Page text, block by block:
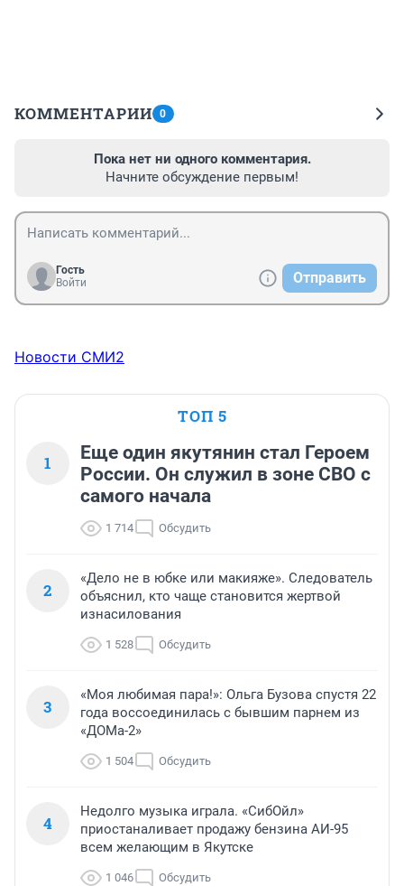
КОММЕНТАРИИ 0
Пока нет ни одного комментария.
Начните обсуждение первым!
Гость
Войти
Отправить
Новости СМИ2
ТОП 5
1
Еще один якутянин стал Героем
России. Он служил в зоне СВО с
самого начала
1 714 Обсудить
2
«Дело не в юбке или макияже». Следователь
объяснил, кто чаще становится жертвой
изнасилования
1 528 Обсудить
3
«Моя любимая пара!»: Ольга Бузова спустя 22
года воссоединилась с бывшим парнем из
«ДОМа-2»
1 504 Обсудить
4
Недолго музыка играла. «СибОйл»
приостаналивает продажу бензина АИ-95
всем желающим в Якутске
1 046 Обсудить